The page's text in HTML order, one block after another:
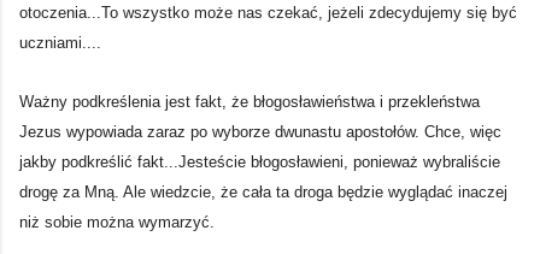
otoczenia...To wszystko może nas czekać, jeżeli zdecydujemy się być
uczniami....
Ważny podkreślenia jest fakt, że błogosławieństwa i przekleństwa
Jezus wypowiada zaraz po wyborze dwunastu apostołów. Chce, więc
jakby podkreślić fakt...Jesteście błogosławieni, ponieważ wybraliście
drogę za Mną. Ale wiedzcie, że cała ta droga będzie wyglądać inaczej
niż sobie można wymarzyć.